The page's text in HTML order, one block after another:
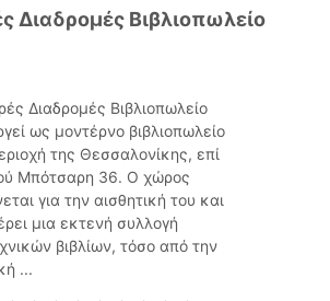
Διαδρομές Βιβλιοπωλείο
Διαδρομές Βιβλιοπωλείο
ως μοντέρνο βιβλιοπωλείο
της Θεσσαλονίκης, επί
Μπότσαρη 36. Ο χώρος
για την αισθητική του και
μια εκτενή συλλογή
βιβλίων, τόσο από την
...